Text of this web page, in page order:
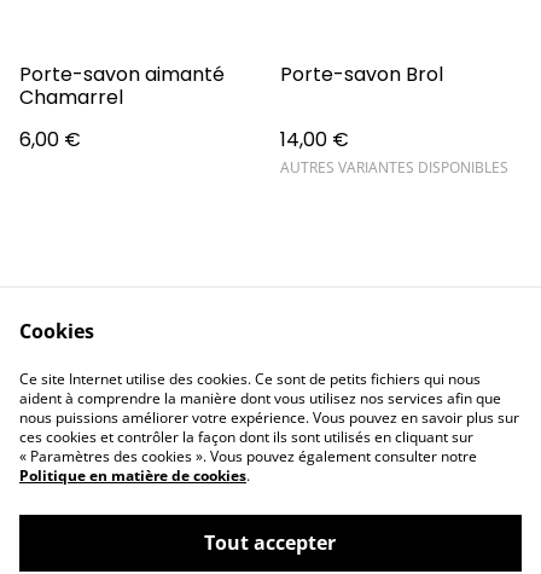
Porte-savon aimanté
Chamarrel
6,00 €
Porte-savon Brol
14,00 €
AUTRES VARIANTES DISPONIBLES
Politique de
confidentialité
Politique de cookies
Cookies
Ce site Internet utilise des cookies. Ce sont de petits fichiers qui nous
aident à comprendre la manière dont vous utilisez nos services afin que
nous puissions améliorer votre expérience. Vous pouvez en savoir plus sur
ces cookies et contrôler la façon dont ils sont utilisés en cliquant sur
« Paramètres des cookies ». Vous pouvez également consulter notre
Politique en matière de cookies.
Tout accepter